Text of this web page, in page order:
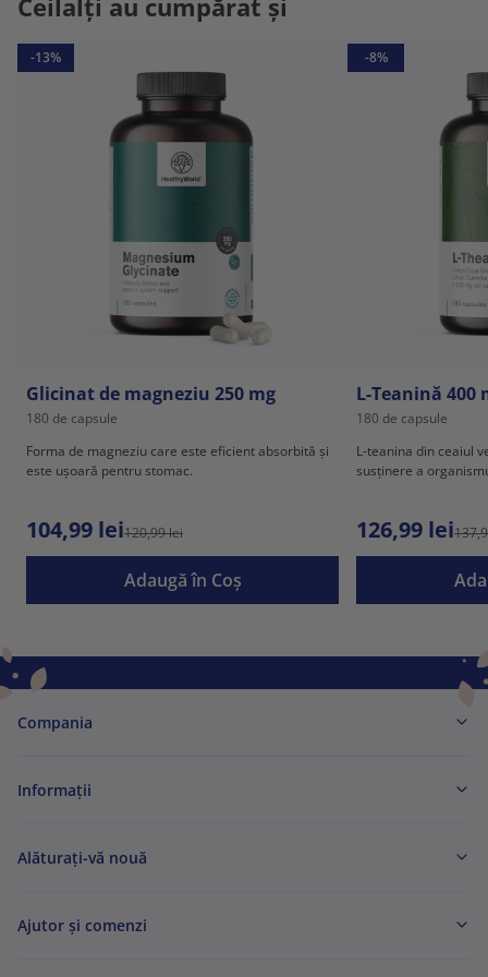
-13%
Glicinat de magneziu 250 mg
180 de capsule
Forma de magneziu care este eficient absorbită și
este ușoară pentru stomac.
104,99 lei120,99 lei
Adaugă în Coş
-8%
L-Teanină 400
180 de capsule
L-teanina din ceaiul
susținere a
126,99 lei
Compania
Informaţii
Alăturați-vă nouă
Ajutor și comenzi